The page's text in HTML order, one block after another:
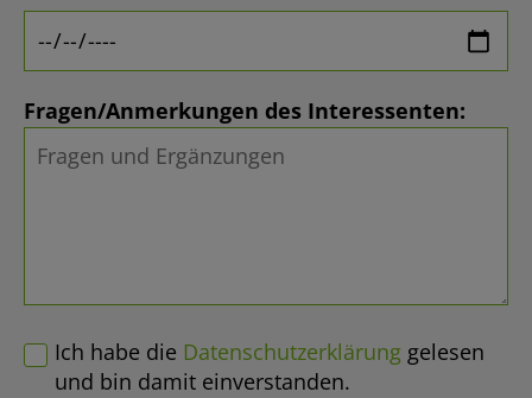
Fragen/Anmerkungen des Interessenten:
Ich habe die Datenschutzerklärung gelesen
und bin damit einverstanden.